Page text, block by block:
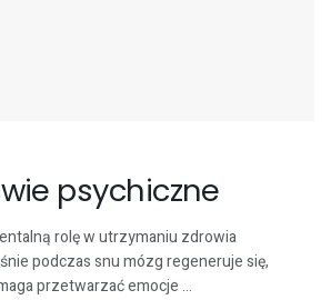
psychiczne
rolę w utrzymaniu zdrowia
podczas snu mózg regeneruje się,
przetwarzać emocje ...